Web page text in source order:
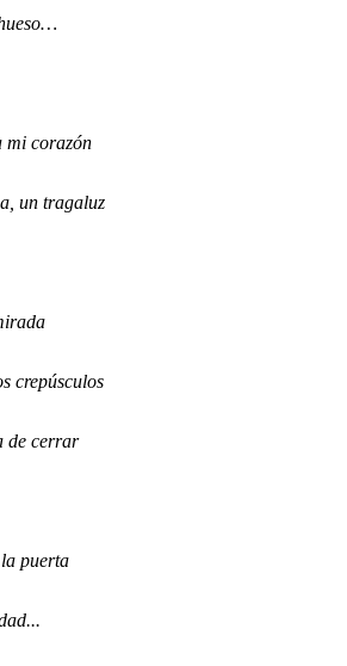
mi corazón
un tragaluz
crepúsculos
de cerrar
puerta